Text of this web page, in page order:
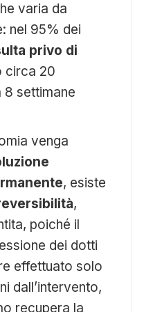
varia da
nel 95% dei
privo di
circa 20
8 settimane
venga
, esiste
,
poiché il
dei dotti
effettuato solo
dall’intervento,
recupera la